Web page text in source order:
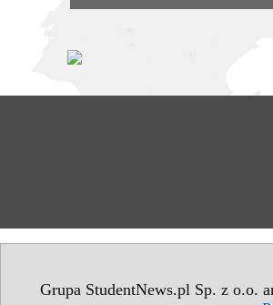
Grupa StudentNews.pl Sp. z o.o.